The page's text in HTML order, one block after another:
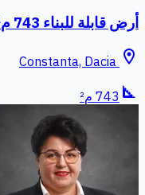
أرض قابلة للبناء 743 م²، منطقة داسيا، قسطنطينة
location_on
square_foot 743 م²